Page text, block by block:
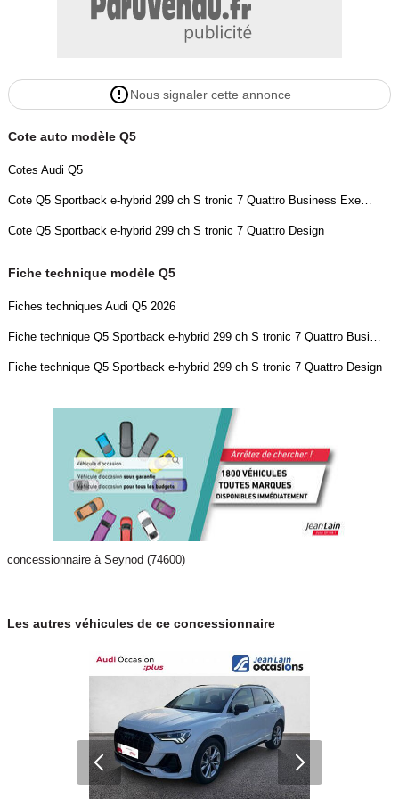
ext. réglables, dégivrants et rabattables électriquement., -Projection
de logo sur le sol depuis les rétroviseurs ext, -Projecteurs à LED
trafic transversale AR
- Peinture intégrale
- Rails de toit noirs
- Toit panoramique ouvrant en verre
- Vitrage Privacy : lunette AR, vitres de portières AR et vitres
latérales AR surteintées
Couleur
Vert
Vignette Crit’Air
Autres informations
Nous signaler cette annonce
Cote auto modèle Q5
Cotes Audi Q5
Cote Q5 Sportback e-hybrid 299 ch S tronic 7 Quattro Business Executive
Cote Q5 Sportback e-hybrid 299 ch S tronic 7 Quattro Design
Fiche technique modèle Q5
Fiches techniques Audi Q5 2026
Fiche technique Q5 Sportback e-hybrid 299 ch S tronic 7 Quattro Business Executive
Fiche technique Q5 Sportback e-hybrid 299 ch S tronic 7 Quattro Design
concessionnaire à Seynod (74600)
Les autres véhicules de ce concessionnaire